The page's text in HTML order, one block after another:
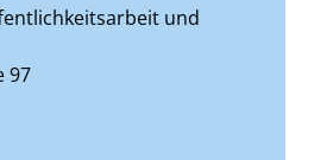
und
Hausnummer:
97